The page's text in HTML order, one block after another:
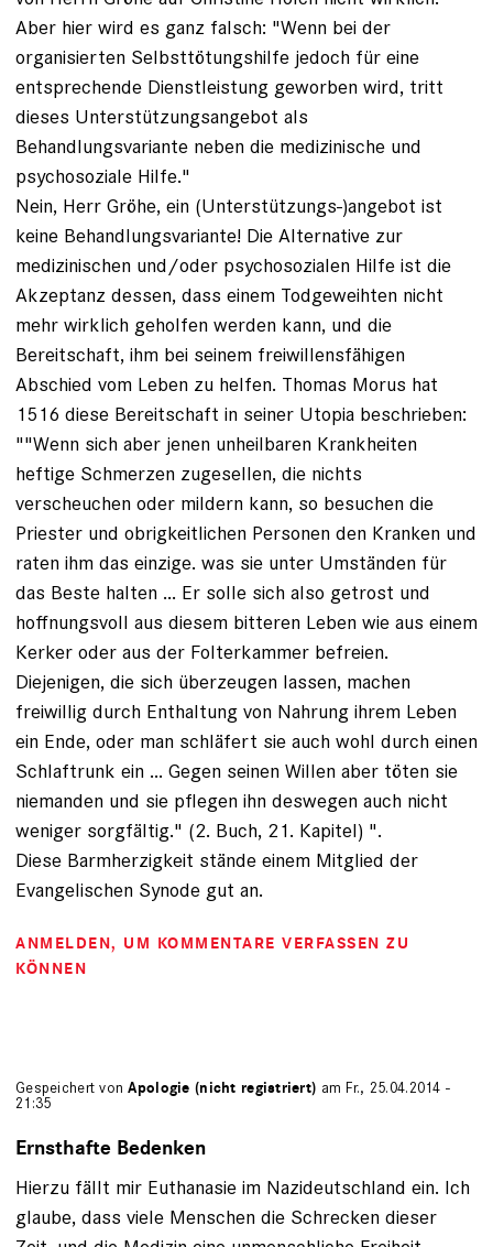
Aber hier wird es ganz falsch: "Wenn bei der
organisierten Selbsttötungshilfe jedoch für eine
entsprechende Dienstleistung geworben wird, tritt
dieses Unterstützungsangebot als
Behandlungsvariante neben die medizinische und
psychosoziale Hilfe."
Nein, Herr Gröhe, ein (Unterstützungs-)angebot ist
keine Behandlungsvariante! Die Alternative zur
medizinischen und/oder psychosozialen Hilfe ist die
Akzeptanz dessen, dass einem Todgeweihten nicht
mehr wirklich geholfen werden kann, und die
Bereitschaft, ihm bei seinem freiwillensfähigen
Abschied vom Leben zu helfen. Thomas Morus hat
1516 diese Bereitschaft in seiner Utopia beschrieben:
""Wenn sich aber jenen unheilbaren Krankheiten
heftige Schmerzen zugesellen, die nichts
verscheuchen oder mildern kann, so besuchen die
Priester und obrigkeitlichen Personen den Kranken und
raten ihm das einzige. was sie unter Umständen für
das Beste halten ... Er solle sich also getrost und
hoffnungsvoll aus diesem bitteren Leben wie aus einem
Kerker oder aus der Folterkammer befreien.
Diejenigen, die sich überzeugen lassen, machen
freiwillig durch Enthaltung von Nahrung ihrem Leben
ein Ende, oder man schläfert sie auch wohl durch einen
Schlaftrunk ein ... Gegen seinen Willen aber töten sie
niemanden und sie pflegen ihn deswegen auch nicht
weniger sorgfältig." (2. Buch, 21. Kapitel) ".
Diese Barmherzigkeit stände einem Mitglied der
Evangelischen Synode gut an.
ANMELDEN, UM KOMMENTARE VERFASSEN ZU
KÖNNEN
Gespeichert vonApologie (nicht registriert) am Fr., 25.04.2014 -
21:35
Ernsthafte Bedenken
Hierzu fällt mir Euthanasie im Nazideutschland ein. Ich
glaube, dass viele Menschen die Schrecken dieser